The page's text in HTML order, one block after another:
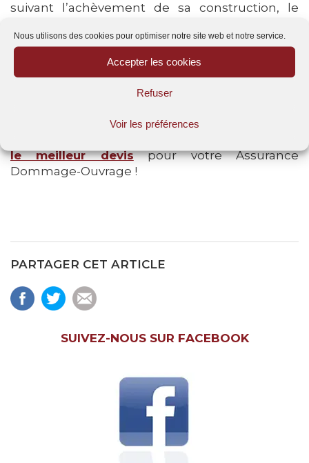
Nous utilisons des cookies pour optimiser notre site web et notre service.
Accepter les cookies
Refuser
Voir les préférences
suivant l’achèvement de sa construction, le
responsable vis-à-vis du nouvel acquéreur de
toutes les conséquences résultant du défaut
d’assurance.
, n’hésitez pas ànous contacter au
le meilleur devispour votre Assurance
Dommage-Ouvrage !
PARTAGER CET ARTICLE
SUIVEZ-NOUS SUR FACEBOOK